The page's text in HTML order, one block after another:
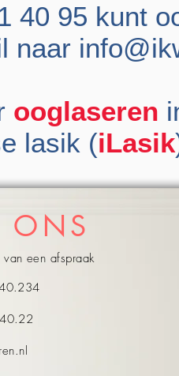
40 95 kunt
naar
ooglaseren
lasik (iLasik
ONS
een afspraak